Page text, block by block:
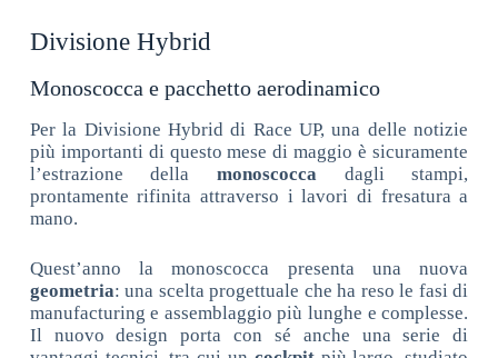
Divisione Hybrid
Monoscocca e pacchetto aerodinamico
Per la Divisione Hybrid di Race UP, una delle notizie
più importanti di questo mese di maggio è sicuramente
l’estrazione della monoscocca dagli stampi,
prontamente rifinita attraverso i lavori di fresatura a
mano.
Quest’anno la monoscocca presenta una nuova
geometria: una scelta progettuale che ha reso le fasi di
manufacturing e assemblaggio più lunghe e complesse.
Il nuovo design porta con sé anche una serie di